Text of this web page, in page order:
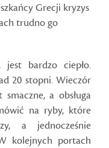
Grecji kryzys
trudno go
bardzo ciepło.
20 stopni. Wieczór
a obsługa
na ryby, które
a jednocześnie
kolejnych portach